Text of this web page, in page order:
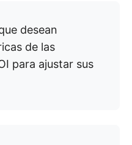
desean
de las
para ajustar sus